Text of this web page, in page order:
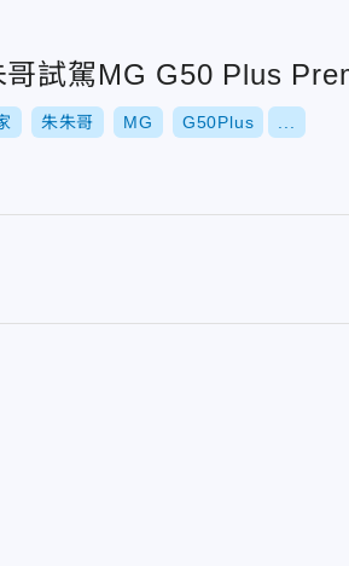
哥試駕MG G50 Plus
朱朱哥 MG G50Plus